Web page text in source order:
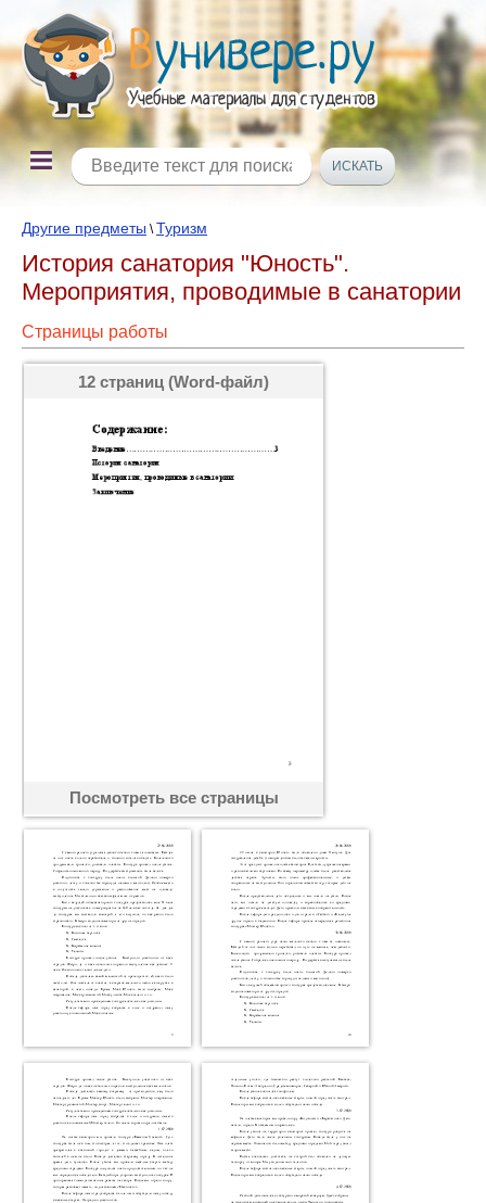
Другие предметы \Туризм
История санатория "Юность".
Мероприятия, проводимые в санатории
Страницы работы
12 страниц (Word-файл)
Посмотреть все страницы